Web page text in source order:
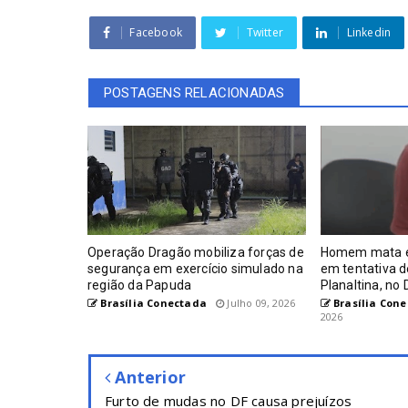
Facebook Twitter Linkedin
POSTAGENS RELACIONADAS
Operação Dragão mobiliza forças de
segurança em exercício simulado na
região da Papuda
Brasília Conectada Julho 09, 2026
Homem mata
em tentativa
Planaltina, no
Brasília
2026
Anterior
Furto de mudas no DF causa prejuízos